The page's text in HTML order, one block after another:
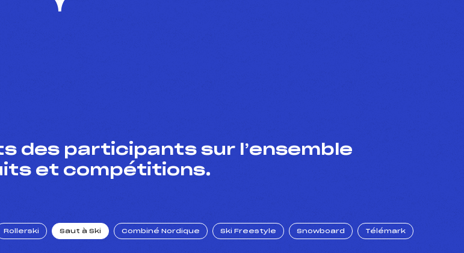
des participants sur l’ensemble
et compétitions.
Rollerski Saut à Ski Combiné Nordique Ski Freestyle Snowboard Télémark